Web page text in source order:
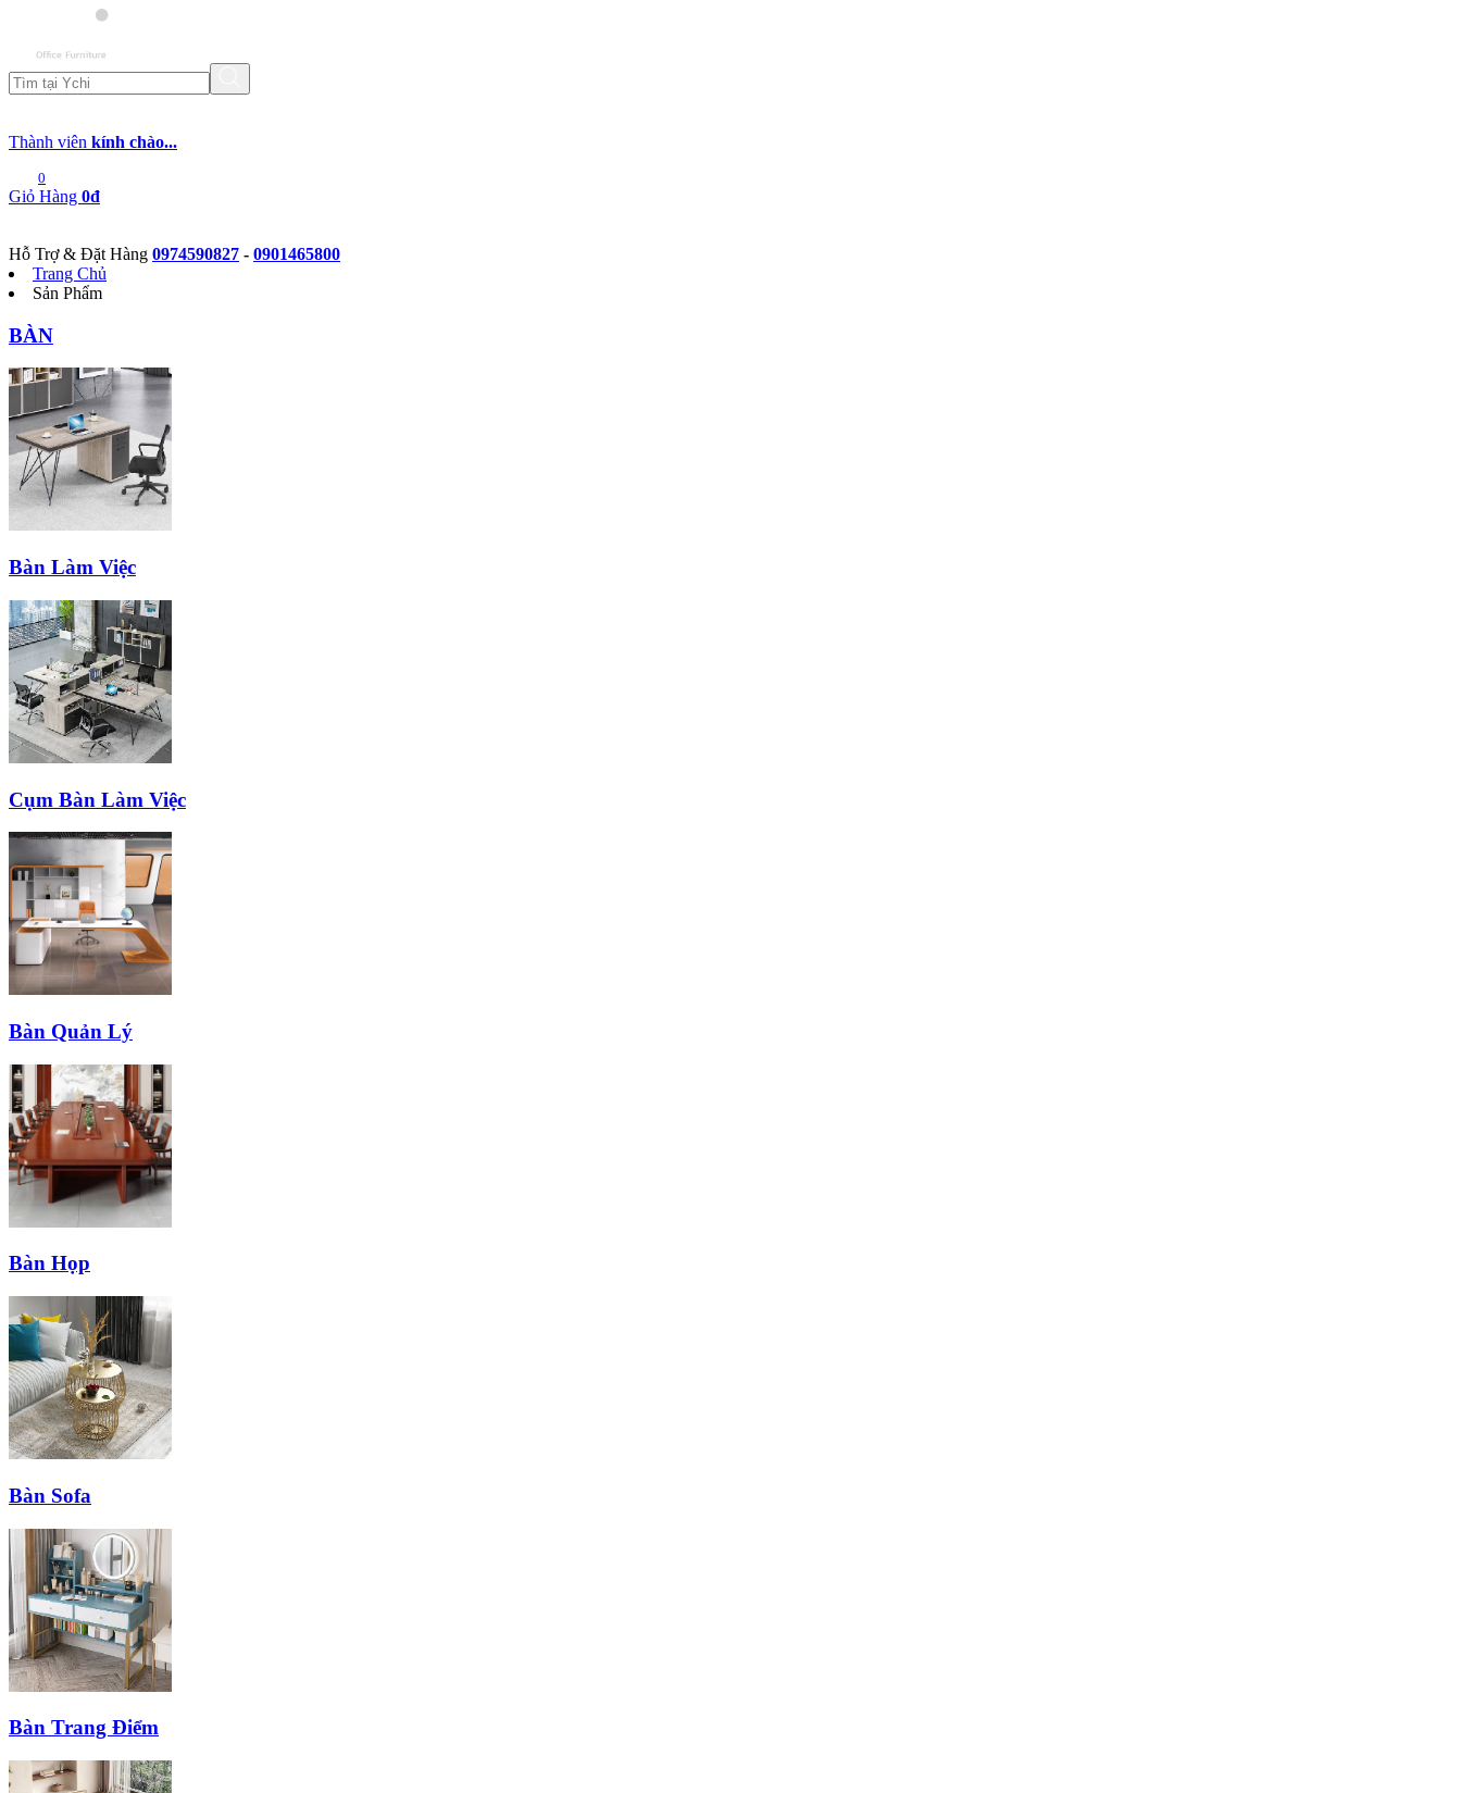
Thành viên kính chào...
0
Giỏ Hàng 0đ
Hỗ Trợ & Đặt Hàng 0974590827 - 0901465800
Trang Chủ
Sản Phẩm
BÀN
Bàn Làm Việc
Cụm Bàn Làm Việc
Bàn Quản Lý
Bàn Họp
Bàn Sofa
Bàn Trang Điểm